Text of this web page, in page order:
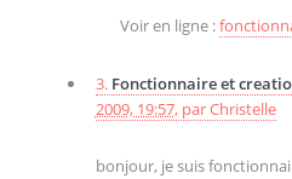
Voir en ligne :
3. Fonctionnaire et
2009, 19:57, parChristelle
bonjour, je suis